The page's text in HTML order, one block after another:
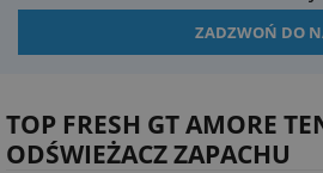
ZADZWOŃ DO
TOP FRESH GT AMORE
ODŚWIEŻACZ ZAPACHU